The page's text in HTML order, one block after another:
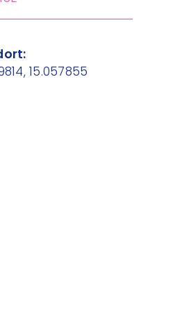
15.057855